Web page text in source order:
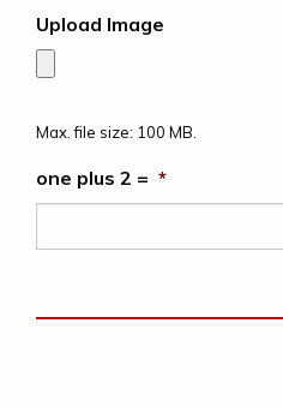
Upload Image
Max. file size: 100 MB.
one plus 2 = *